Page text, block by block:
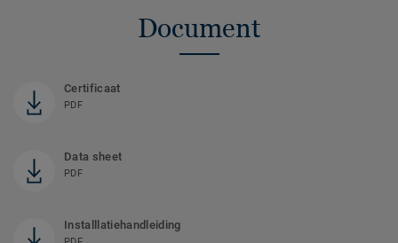
Document
Certificaat
PDF
Data sheet
PDF
Installlatiehandleiding